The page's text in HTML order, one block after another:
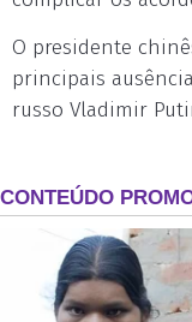
O presidente
principais
russo Vladimir